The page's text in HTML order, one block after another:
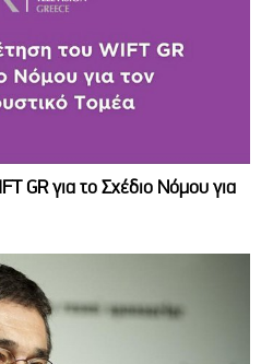
GR για το Σχέδιο Νόμου για